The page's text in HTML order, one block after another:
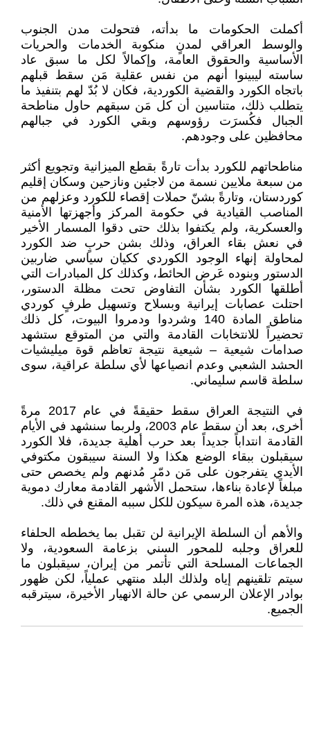
أكملت الحكومات ما بدأته، فتحولت مدن الجنوب
والوسط العراقي لمدنٍ منكوبة الخدمات والحريات
الأساسية والحقوق العامة، وإكمالاً لكل ما سبق عاد
ساسته ليبينوا أنهم من نفس عقلية مَن سقط قبلهم
باتجاه الكورد والقضية الكوردية، فكان لا بُدّ لهم بتنفيذ ما
يتطلب ذلك، متناسين أن كل مَن سبقهم حاول مناطحة
الجبال فكُسرَت رؤوسهم وبقي الكورد في جبالهم
محافظين على وجودهم.
مناطحاتهم للكورد بدأت تارةً بقطع الميزانية وتجويع أكثر
من سبعة ملايين نسمة من لاجئين ونازحين وسكان إقليم
كوردستان، وتارةً بشنّ حملات إقصاء للكورد وعزلهم من
المناصب القيادية في حكومة المركز وأجهزتها الأمنية
والعسكرية، ولم يكتفوا بذلك حتى دقوا المسمار الأخير
في نعش بقاء العراق، وذلك بشن حربٍ ضد الكورد
لمحاولة إنهاء الوجود الكوردي ككيان سياسي ضاربين
الدستور وبنوده عَرض الحائط، وكذلك كل المبادرات التي
أطلقها الكورد بشأن التفاوض تحت مظلة الدستور،
احتلت عصابات إيرانية وبسلاح وتسهيل طرفٍ كوردي
مناطق المادة 140 وشردوا ودمروا البيوت، كل ذلك
تحضيراً للانتخابات القادمة والتي من المتوقع ستشهد
صدامات شيعية – شيعية نتيجة تعاظم قوة ميليشيات
الحشد الشعبي وعدم انصياعها لأي سلطة عراقية، سوى
سلطة قاسم سليماني.
في النتيجة العراق سقط حقيقةً في عام 2017 مرةً
أخرى، بعد أن سقط عام 2003، ولربما سنشهد في الأيام
القادمة انتداباً جديداً بعد حرب أهلية جديدة، فلا الكورد
سيقبلون ببقاء الوضع هكذا ولا السنة سيبقون مكتوفي
الأيدي يتفرجون على مَن دمّر مُدنهم ولم يخصص حتى
مبلغاً لإعادة بناءها، ستحمل الأشهر القادمة معارك دموية
جديدة، هذه المرة سيكون للكل سببه المقنع في ذلك.
والأهم أن السلطة الإيرانية لن تقبل بما يخططه الحلفاء
للعراق وجلبه للمحور السني بزعامة السعودية، ولا
الجماعات المسلحة التي تأتمر من إيران، سيقبلون ما
سيتم تلقينهم إياه ولذلك البلد منتهي عملياً، لكن ظهور
بوادر الإعلان الرسمي عن حالة الانهيار الأخيرة، سيترقبه
الجميع.